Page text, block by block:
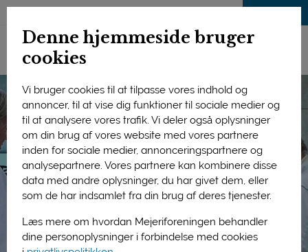
Denne hjemmeside bruger
cookies
Vi bruger cookies til at tilpasse vores indhold og
annoncer, til at vise dig funktioner til sociale medier og
til at analysere vores trafik. Vi deler også oplysninger
om din brug af vores website med vores partnere
inden for sociale medier, annonceringspartnere og
analysepartnere. Vores partnere kan kombinere disse
data med andre oplysninger, du har givet dem, eller
som de har indsamlet fra din brug af deres tjenester.
Læs mere om hvordan Mejeriforeningen behandler
dine personoplysninger i forbindelse med cookies